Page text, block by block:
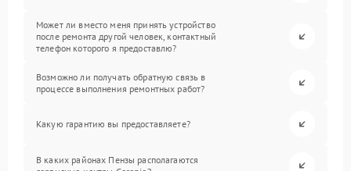
Может ли вместо меня принять устройство
после ремонта другой человек, контактный
телефон которого я предоставлю?
Возможно ли получать обратную связь в
процессе выполнения ремонтных работ?
Какую гарантию вы предоставляете?
В каких районах Пензы располагаются